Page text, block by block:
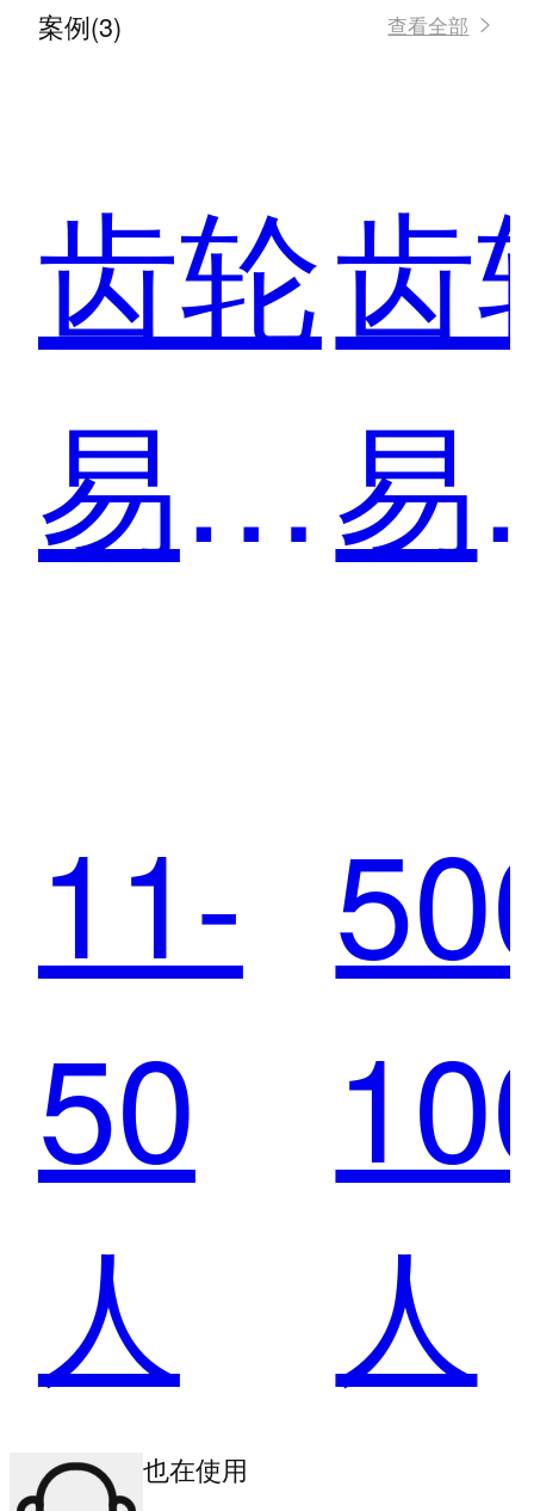
案例(3) 查看全部
齿轮
易创
育行
业赋
能：
11-
50
人
齿
易
修
业
能
人
其他商户也在使用